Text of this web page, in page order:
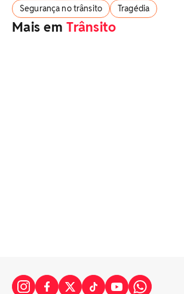
Segurança no trânsito
Tragédia
Mais emTrânsito